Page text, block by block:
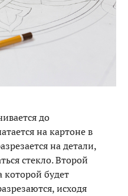
до
на картоне в
на детали,
стекло. Второй
которой будет
исходя